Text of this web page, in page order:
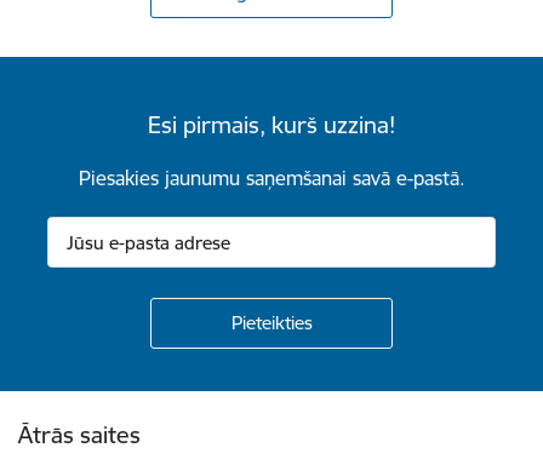
Esi pirmais, kurš uzzina!
Piesakies jaunumu saņemšanai savā e-pastā.
Ātrās saites